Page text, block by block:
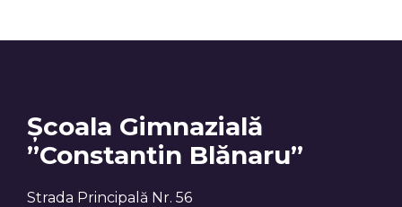
Școala Gimnazială
”Constantin Blănaru”
Strada Principală Nr. 56